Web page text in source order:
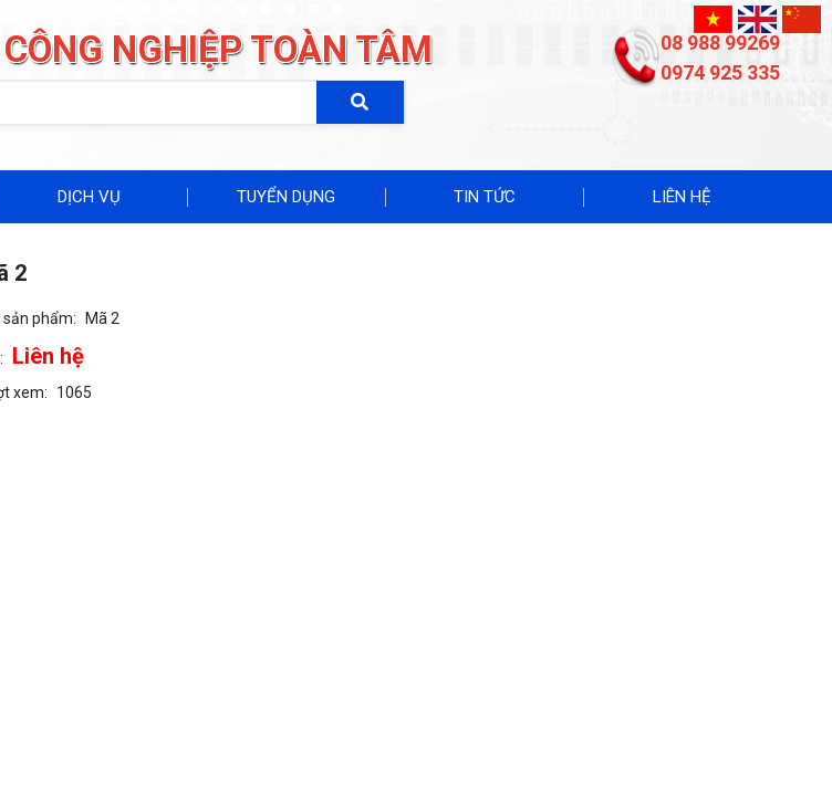
NGHIỆP TOÀN TÂM
08 988 99269
0974 925 335
DỊCH VỤ TUYỂN DỤNG TIN TỨC LIÊN HỆ
2
sản phẩm: Mã 2
Liên hệ
xem: 1065